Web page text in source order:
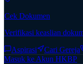
Cek Dokumen
Verifikasi keaslian
Aspirasi Cari Gereja
Masuk ke Akun HKBP